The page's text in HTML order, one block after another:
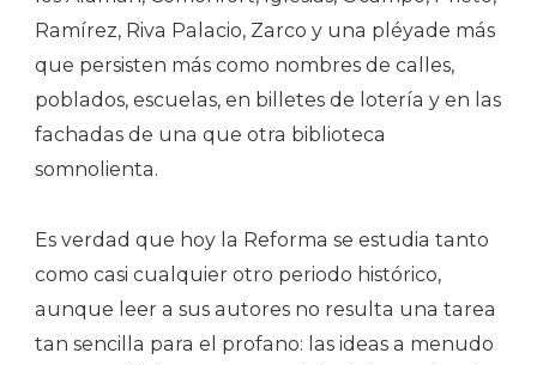
Ramírez, Riva Palacio, Zarco y una pléyade más
que persisten más como nombres de calles,
poblados, escuelas, en billetes de lotería y en las
fachadas de una que otra biblioteca
somnolienta.
Es verdad que hoy la Reforma se estudia tanto
como casi cualquier otro periodo histórico,
aunque leer a sus autores no resulta una tarea
tan sencilla para el profano: las ideas a menudo